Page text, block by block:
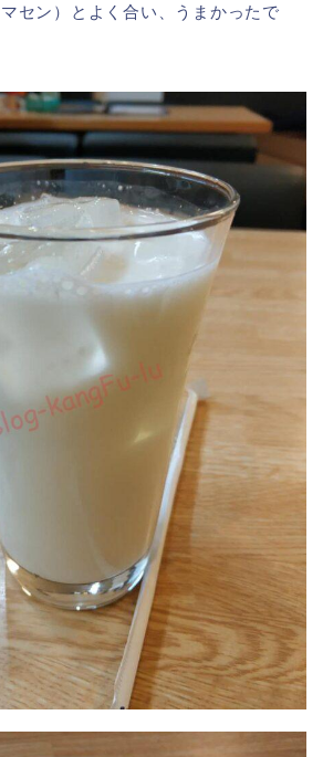
セン）とよく合い、うまかったで